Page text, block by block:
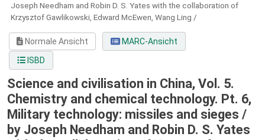
Joseph Needham and Robin D. S. Yates with the collaboration of
Krzysztof Gawlikowski, Edward McEwen, Wang Ling /
Normale Ansicht
MARC-Ansicht
ISBD
Science and civilisation in China, Vol. 5.
Chemistry and chemical technology. Pt. 6,
Military technology: missiles and sieges /
by Joseph Needham and Robin D. S. Yates